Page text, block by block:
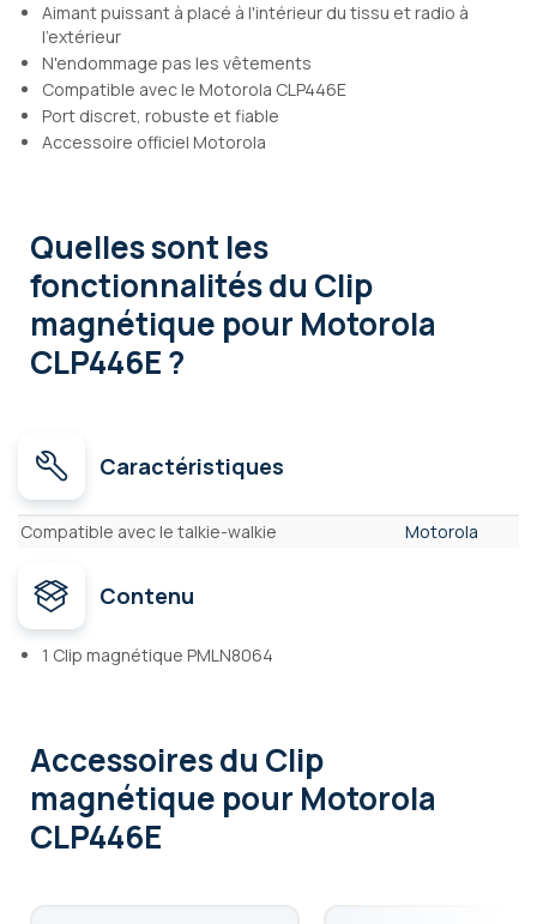
Aimant puissant à placé à l'intérieur du tissu et radio à
l'extérieur
N'endommage pas les vêtements
Compatible avec le Motorola CLP446E
Port discret, robuste et fiable
Accessoire officiel Motorola
Quelles sont les
fonctionnalitésdu Clip
magnétique pour Motorola
CLP446E ?
Caractéristiques
Caractéristiques
Compatible avec le talkie-walkie Motorola
Contenu
1 Clip magnétique PMLN8064
Accessoiresdu Clip
magnétique pour Motorola
CLP446E